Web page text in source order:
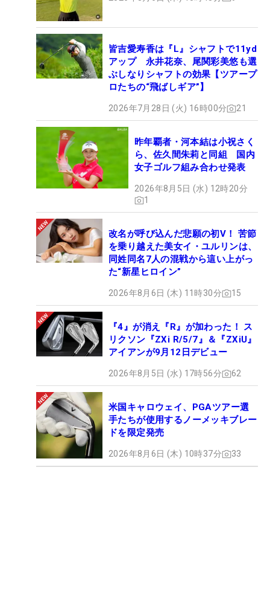
皆吉愛寿香は『L』シャフトで11yd
アップ 永井花奈、尾関彩美悠も選
ぶしなりシャフトの効果【ツアープ
ロたちの“飛ばしギア”】
2026年7月28日 (火) 16時00分 21
昨年覇者・河本結は小祝さく
ら、佐久間朱莉と同組 国内
女子ゴルフ組み合わせ発表
2026年8月5日 (水) 12時20分
1
改名が呼び込んだ悲願の初V！ 苦節
を乗り越えた美女イ・ユルリンは、
同姓同名7人の混戦から這い上がっ
た“新星ヒロイン”
2026年8月6日 (木) 11時30分 15
『4』が消え『R』が加わった！ ス
リクソン『ZXi R/5/7』＆『ZXiU』
アイアンが9月12日デビュー
2026年8月5日 (水) 17時56分 62
米国キャロウェイ、PGAツアー選
手たちが使用するノーメッキブレー
ドを限定発売
2026年8月6日 (木) 10時37分 33